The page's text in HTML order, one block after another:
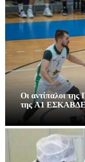
Οι αντίπαλοι
της A1